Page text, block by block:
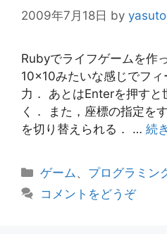
2009年7月18日 by
Rubyでライフゲームを作
10×10みたいな感じでフィ
力． あとはEnterを押すと
く． また，座標の指定を
を切り替えられる． … 続
カ
テ
ゲーム、 プログラミン
コメントをどうぞ